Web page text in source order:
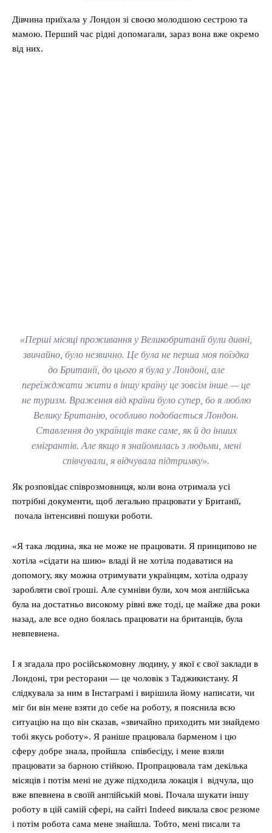
Дівчина приїхала у Лондон зі своєю молодшою сестрою та
мамою. Перший час рідні допомагали, зараз вона вже окремо
від них.
«Перші місяці проживання у Великобританії були дивні,
звичайно, було незвично. Це була не перша моя поїздка
до Британії, до цього я була у Лондоні, але
переїжджати жити в іншу країну це зовсім інше — це
не туризм. Враження від країни було супер, бо я люблю
Велику Британію, особливо подобається Лондон.
Cтавлення до українців таке саме, як й до інших
емігрантів. Але якщо я знайомилась з людьми, мені
співчували, я відчувала підтримку».
Як розповідає співрозмовниця, коли вона отримала усі
потрібні документи, щоб легально працювати у Британії,
почала інтенсивні пошуки роботи.
«Я така людина, яка не може не працювати. Я принципово не
хотіла «сідати на шию» владі й не хотіла подаватися на
допомогу, яку можна отримувати українцям, хотіла одразу
заробляти свої гроші. Але сумніви були, хоч моя англійська
була на достатньо високому рівні вже тоді, це майже два роки
назад, але все одно боялась працювати на британців, була
невпевнена.
І я згадала про російськомовну людину, у якої є свої заклади в
Лондоні, три ресторани — це чоловік з Таджикистану. Я
слідкувала за ним в Інстаграмі і вирішила йому написати, чи
міг би він мене взяти до себе на роботу, я пояснила всю
ситуацію на що він сказав, «звичайно приходить ми знайдемо
тобі якусь роботу». Я раніше працювала барменом і цю
сферу добре знала, пройшла співбесіду, і мене взяли
працювати за барною стійкою. Пропрацювала там декілька
місяців і потім мені не дуже підходила локація і відчула, що
вже впевнена в своїй англійській мові. Почала шукати іншу
роботу в цій самій сфері, на сайті Indeed виклала своє резюме
і потім робота сама мене знайшла. Тобто, мені писали та